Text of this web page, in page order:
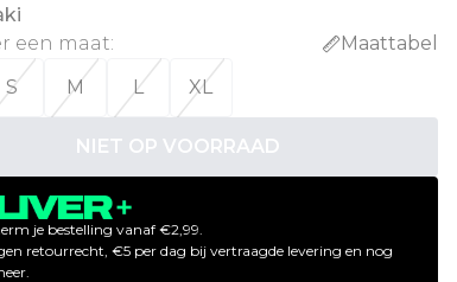
een maat:
Maattabel
S M L XL
NIET OP VOORRAAD
je bestelling vanaf €2,99.
retourrecht, €5 per dag bij vertraagde levering en nog